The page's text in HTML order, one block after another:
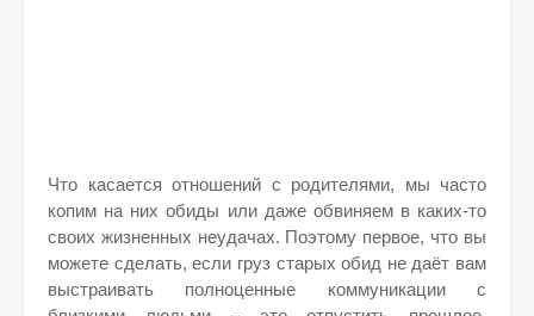
Что касается отношений с родителями, мы часто
копим на них обиды или даже обвиняем в каких-то
своих жизненных неудачах. Поэтому первое, что вы
можете сделать, если груз старых обид не даёт вам
выстраивать полноценные коммуникации с